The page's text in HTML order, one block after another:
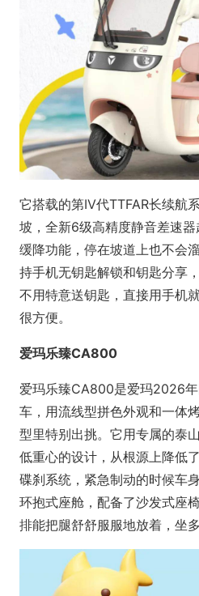
它搭载的第IV代TTFAR长续航
坡，全新6级高精度静音差速
缓降功能，停在坡道上也不会
持手机无钥匙解锁和钥匙分享
不用特意送钥匙，直接用手机
很方便。
爱玛乐臻CA800
爱玛乐臻CA800是爱玛2026
车，用流线型拼色外观和一体
型里特别出挑。它用专属的泰
低重心的设计，从根源上降低
碟刹系统，紧急制动的时候车
环抱式座舱，配备了沙发式座
排能把腿舒舒服服地放着，坐